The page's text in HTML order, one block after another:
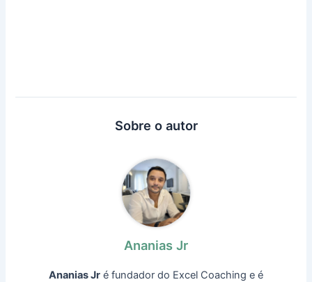
Sobre o autor
Ananias Jr
Ananias Jr é fundador do Excel Coaching e é